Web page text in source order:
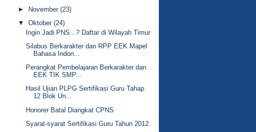
►
November (23)
▼
Oktober (24)
Ingin Jadi PNS...? Daftar di Wilayah Timur
Silabus Berkarakter dan RPP EEK Mapel
Bahasa Indon...
Perangkat Pembelajaran Berkarakter dan
EEK TIK SMP...
Hasil Ujian PLPG Sertifikasi Guru Tahap
12 Blok Un...
Honorer Batal Diangkat CPNS
Syarat-syarat Sertifikasi Guru Tahun 2012